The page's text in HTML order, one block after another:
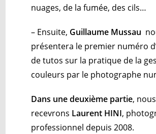
nuages, de la fumée, des cils…
– Ensuite, Guillaume Mussau
présentera le premier numéro
de tutos sur la pratique de la
couleurs par le photographe
Dans unedeuxième partie, nous
recevrons Laurent HINI,
professionnel depuis 2008.